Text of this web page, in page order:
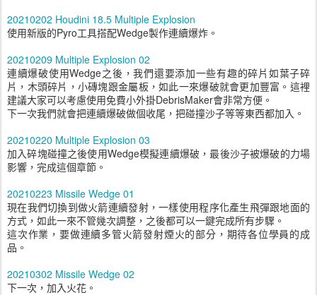
20210202 Houdini 18.5 Multiple Explosion
使用新版的Pyro工具搭配Wedge製作連續爆炸。
20210209 Multiple Explosion 02
連續爆破使用Wedge之後，我們還要添加一些有趣的碎片如葉子碎
片，木頭碎片，小磚塊跟金屬板，如此一來爆破就會更加豐富。這裡
建議大家可以考慮使用免費小外掛DebrisMaker會非常方便。
下一次我們就會把連續爆破做個收尾，把碰撞沙子等等東西都加入。
20210220 Multiple Explosion 03
加入碎塊碰撞之後使用Wedge模擬連續爆破，最後沙子被爆破的力場
影響，完成這個章節。
20210223 Missile Wedge 01
現在我們切換到做火箭連續發射，一樣使用程序化產生飛彈跟地面的
方式，如此一來不管幾次調整，之後都可以一鍵完成所有步驟。
這次作業，要做連續多管火箭發射煙火的部分，期待各位學員的成
品。
20210302 Missile Wedge 02
下一次，加入火花。